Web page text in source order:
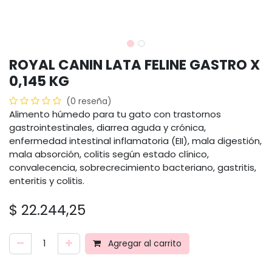
ROYAL CANIN LATA FELINE GASTRO X
0,145 KG
(0 reseña)
Alimento húmedo para tu gato con trastornos
gastrointestinales, diarrea aguda y crónica,
enfermedad intestinal inflamatoria (EII), mala digestión,
mala absorción, colitis según estado clínico,
convalecencia, sobrecrecimiento bacteriano, gastritis,
enteritis y colitis.
$ 22.244,25
Agregar al carrito